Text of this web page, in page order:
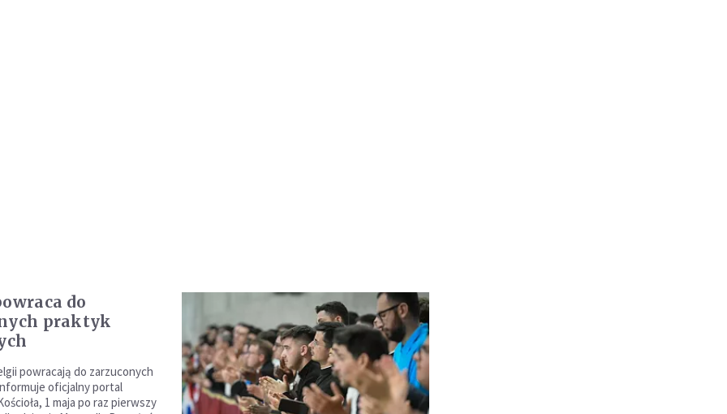
do
praktyk
powracają do zarzuconych
oficjalny portal
1 maja po raz pierwszy